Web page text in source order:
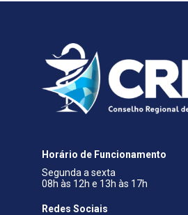
Horário de Funcionamento
Segunda a sexta
08h às 12h e 13h às 17h
Redes Sociais​